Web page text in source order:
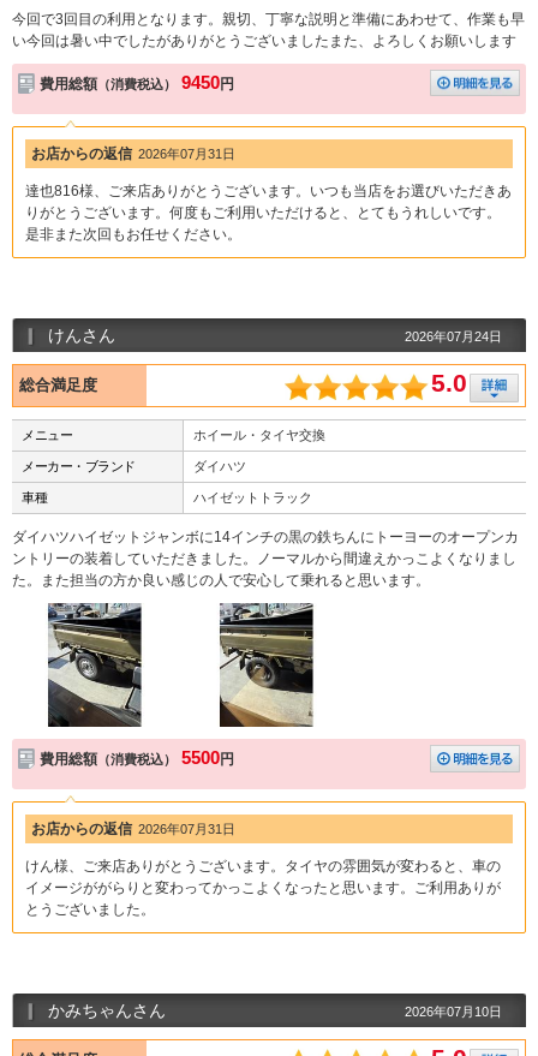
今回で3回目の利用となります。親切、丁寧な説明と準備にあわせて、作業も早
い今回は暑い中でしたがありがとうございましたまた、よろしくお願いします
費用総額 （消費税込） 9450円
お店からの返信 2026年07月31日
達也816様、ご来店ありがとうございます。いつも当店をお選びいただきあ
りがとうございます。何度もご利用いただけると、とてもうれしいです。
是非また次回もお任せください。
けんさん 2026年07月24日
総合満足度 5.0
メニュー ホイール・タイヤ交換
メーカー・ブランド ダイハツ
車種 ハイゼットトラック
ダイハツハイゼットジャンボに14インチの黒の鉄ちんにトーヨーのオープンカ
ントリーの装着していただきました。ノーマルから間違えかっこよくなりまし
た。また担当の方か良い感じの人で安心して乗れると思います。
費用総額 （消費税込） 5500円
お店からの返信 2026年07月31日
けん様、ご来店ありがとうございます。タイヤの雰囲気が変わると、車の
イメージががらりと変わってかっこよくなったと思います。ご利用ありが
とうございました。
かみちゃんさん 2026年07月10日